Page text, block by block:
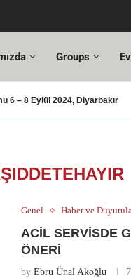
Groups
6 – 8 Eylül 2024, Diyarbakır
Genel Haber ve
ACİL SERVİSDE
ÖNERİ
by Ebru Ünal Akoğlu